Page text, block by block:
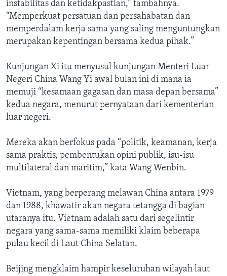
instabilitas dan ketidakpastian,” tambahnya.
“Memperkuat persatuan dan persahabatan dan
memperdalam kerja sama yang saling menguntungkan
merupakan kepentingan bersama kedua pihak.”
Kunjungan Xi itu menyusul kunjungan Menteri Luar
Negeri China Wang Yi awal bulan ini di mana ia
memuji “kesamaan gagasan dan masa depan bersama”
kedua negara, menurut pernyataan dari kementerian
luar negeri.
Mereka akan berfokus pada “politik, keamanan, kerja
sama praktis, pembentukan opini publik, isu-isu
multilateral dan maritim,” kata Wang Wenbin.
Vietnam, yang berperang melawan China antara 1979
dan 1988, khawatir akan negara tetangga di bagian
utaranya itu. Vietnam adalah satu dari segelintir
negara yang sama-sama memiliki klaim beberapa
pulau kecil di Laut China Selatan.
Beijing mengklaim hampir keseluruhan wilayah laut